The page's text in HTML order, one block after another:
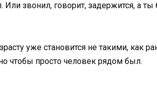
Или звонил, говорит, задержится, а
уже становится не такими, как
чтобы просто человек рядом был.